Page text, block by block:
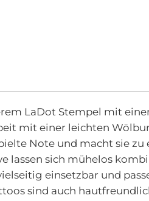
LaDot Stempel mit
mit einer leichten
Note und macht sie zu
lassen sich mühelos
einsetzbar und
sind auch